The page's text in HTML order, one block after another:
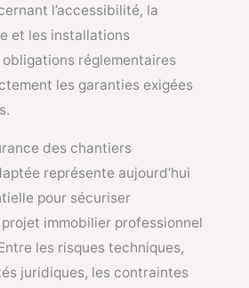
l’accessibilité, la
et les installations
réglementaires
les garanties exigées
des chantiers
représente aujourd’hui
pour sécuriser
immobilier professionnel
les risques techniques,
juridiques, les contraintes